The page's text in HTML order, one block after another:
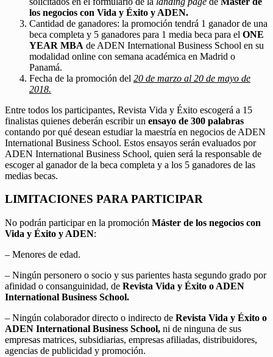
los negocios con Vida y Éxito y ADEN.
Cantidad de ganadores: la promoción tendrá 1 ganador de una
beca completa y 5 ganadores para 1 media beca para el ONE
YEAR MBA de ADEN International Business School en su
modalidad online con semana académica en Madrid o
Panamá.
Fecha de la promoción del 20 de marzo al 20 de mayo de
2018.
Entre todos los participantes, Revista Vida y Éxito escogerá a 15
finalistas quienes deberán escribir un ensayo de 300 palabras
contando por qué desean estudiar la maestría en negocios de ADEN
International Business School. Estos ensayos serán evaluados por
ADEN International Business School, quien será la responsable de
escoger al ganador de la beca completa y a los 5 ganadores de las
medias becas.
LIMITACIONES PARA PARTICIPAR
No podrán participar en la promoción Máster de los negocios con
Vida y Éxito y ADEN:
– Menores de edad.
– Ningún personero o socio y sus parientes hasta segundo grado por
afinidad o consanguinidad, de Revista Vida y Éxito o ADEN
International Business School.
– Ningún colaborador directo o indirecto de Revista Vida y Éxito o
ADEN International Business School, ni de ninguna de sus
empresas matrices, subsidiarias, empresas afiliadas, distribuidores,
agencias de publicidad y promoción.